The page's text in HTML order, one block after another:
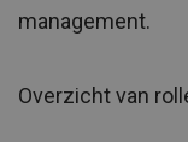
management.
Overzicht van